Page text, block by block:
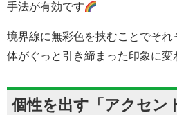
手法が有効です
境界線に無彩色を挟むことでそ
体がぐっと引き締まった印象に変
個性を出す「アクセン